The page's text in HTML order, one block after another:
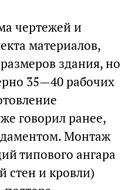
чертежей и
материалов,
здания, но
35—40 рабочих
говорил ранее,
Монтаж
типового ангара
стен и кровли)